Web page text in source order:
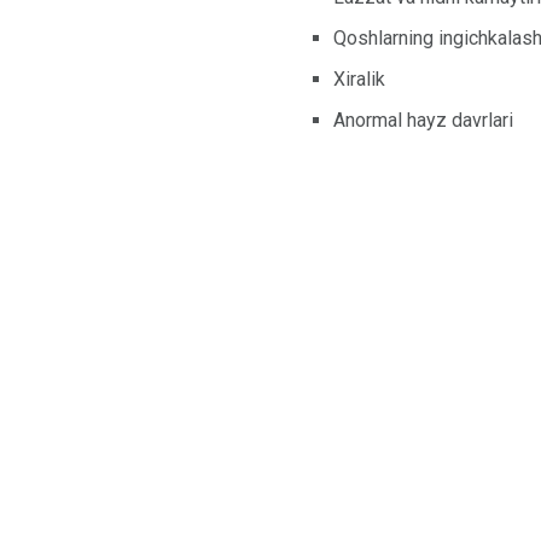
Qoshlarning
Xiralik
Anormal hayz davrlari